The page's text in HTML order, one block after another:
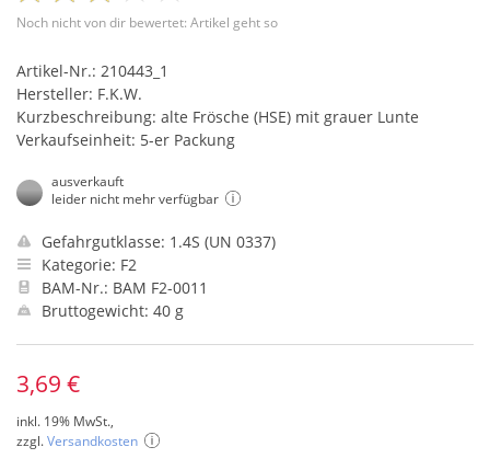
Noch nicht von dir bewertet: Artikel geht so
Artikel-Nr.: 210443_1
Hersteller: F.K.W.
Kurzbeschreibung: alte Frösche (HSE) mit grauer Lunte
Verkaufseinheit: 5-er Packung
ausverkauft
leider nicht mehr verfügbar
Gefahrgutklasse: 1.4S (UN 0337)
Kategorie: F2
BAM-Nr.: BAM F2-0011
Bruttogewicht: 40 g
3,69 €
inkl. 19% MwSt.,
zzgl.Versandkosten